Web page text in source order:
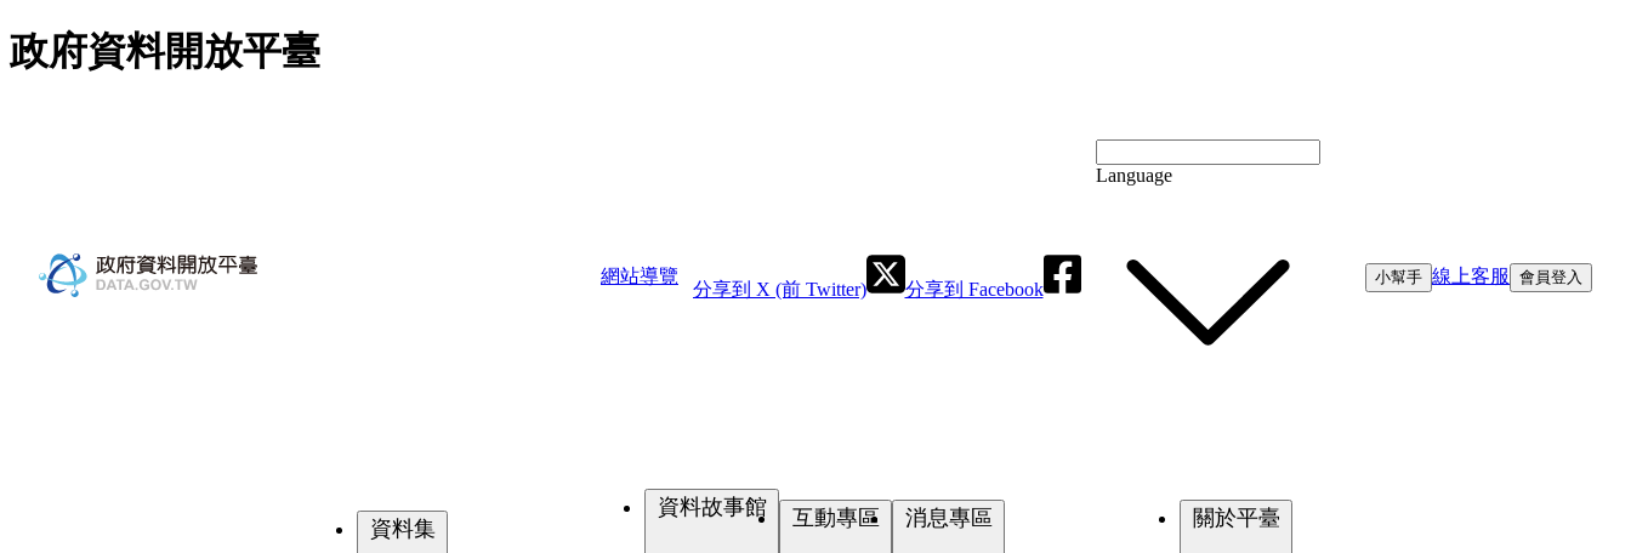
跳至主要內容
政府資料開放平臺
網站導覽
分享到 X (前 Twitter) 分享到 Facebook
Language
小幫手 線上客服 會員登入
資料集
資料故事館